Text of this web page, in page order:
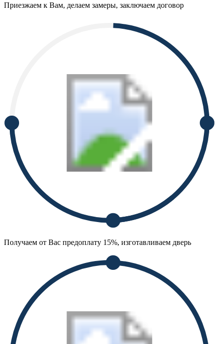
Приезжаем к Вам, делаем замеры, заключаем договор
Получаем от Вас предоплату 15%, изготавливаем дверь